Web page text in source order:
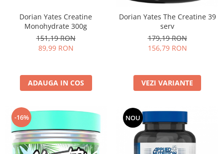
Dorian Yates Creatine
Monohydrate 300g
151,19 RON
89,99 RON
ADAUGA IN COS
Dorian Yates The Creatine 39
serv
179,19 RON
156,79 RON
VEZI VARIANTE
-16% NOU